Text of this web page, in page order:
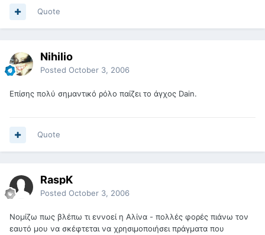
Quote
Nihilio
Posted October 3, 2006
Επίσης πολύ σημαντικό ρόλο παίζει το άγχος Dain.
Quote
RaspK
Posted October 3, 2006
Νομίζω πως βλέπω τι εννοεί η Αλίνα - πολλές φορές πιάνω τον
εαυτό μου να σκέφτεται να χρησιμοποιήσει πράγματα που